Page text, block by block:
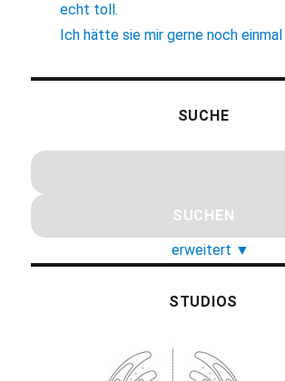
echt toll.
Ich hätte sie mir gerne noch einmal
SUCHE
erweitert ▼
STUDIOS